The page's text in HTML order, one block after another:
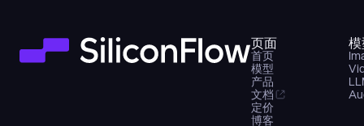
页面
首页
模型
产品
文档
定价
博客